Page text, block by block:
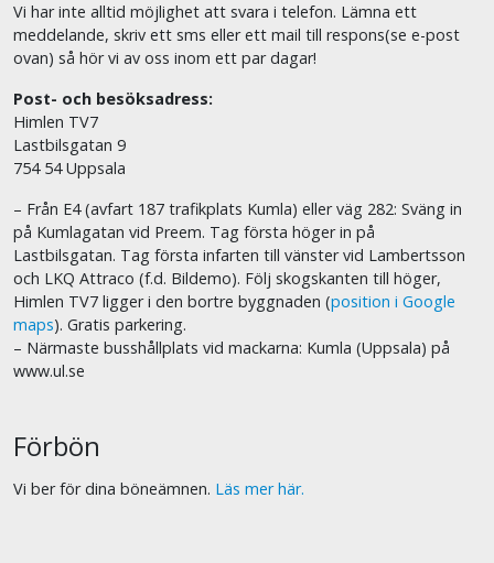
Vi har inte alltid möjlighet att svara i telefon. Lämna ett
meddelande, skriv ett sms eller ett mail till respons(se e-post
ovan) så hör vi av oss inom ett par dagar!
Post- och besöksadress:
Himlen TV7
Lastbilsgatan 9
754 54 Uppsala
– Från E4 (avfart 187 trafikplats Kumla) eller väg 282: Sväng in
på Kumlagatan vid Preem. Tag första höger in på
Lastbilsgatan. Tag första infarten till vänster vid Lambertsson
och LKQ Attraco (f.d. Bildemo). Följ skogskanten till höger,
Himlen TV7 ligger i den bortre byggnaden (position i Google
maps). Gratis parkering.
– Närmaste busshållplats vid mackarna: Kumla (Uppsala) på
www.ul.se
Förbön
Vi ber för dina böneämnen. Läs mer här.